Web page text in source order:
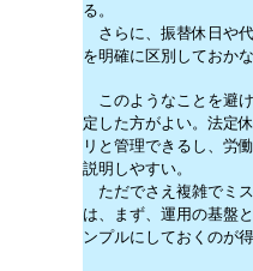
る。
さらに、振替休日や
を明確に区別しておか
このようなことを避
定した方がよい。法定
リと管理できるし、労
説明しやすい。
ただでさえ複雑でミ
は、まず、運用の基盤
ンプルにしておくのが得